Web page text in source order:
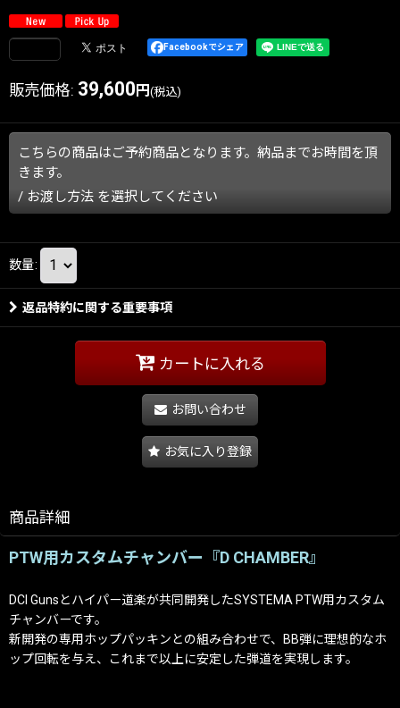
Facebookでシェア
販売価格: 39,600 円 (税込)
こちらの商品はご予約商品となります。納品までお時間を頂
きます。
/ お渡し方法 を選択してください
数量:
返品特約に関する重要事項
カートに入れる
お問い合わせ
お気に入り登録
商品詳細
PTW用カスタムチャンバー『D CHAMBER』
DCI Gunsとハイパー道楽が共同開発したSYSTEMA PTW用カスタム
チャンバーです。
新開発の専用ホップパッキンとの組み合わせで、BB弾に理想的なホ
ップ回転を与え、これまで以上に安定した弾道を実現します。